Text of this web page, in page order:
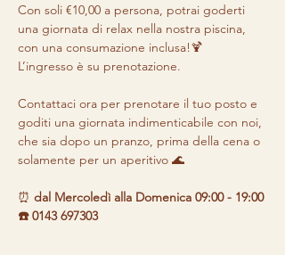
Con soli €10,00 a persona, potrai goderti
una giornata di relax nella nostra piscina,
con una consumazione inclusa!🍹
L’ingresso è su prenotazione.
Contattaci ora per prenotare il tuo posto e
goditi una giornata indimenticabile con noi,
che sia dopo un pranzo, prima della cena o
solamente per un aperitivo 🌊
⏰ dal Mercoledì alla Domenica 09:00 - 19:00
☎️ 0143 697303